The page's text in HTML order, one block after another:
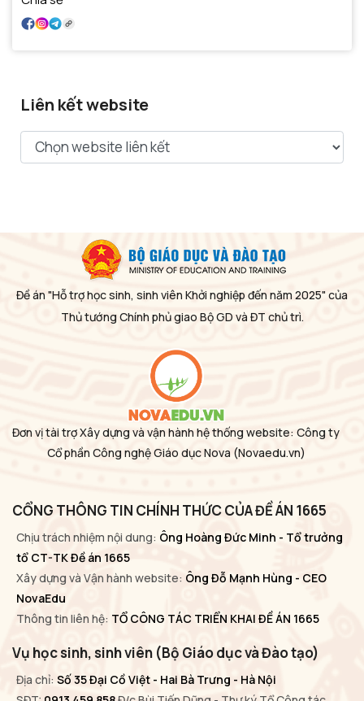
Liên kết website
Đề án "Hỗ trợ học sinh, sinh viên Khởi nghiệp đến năm 2025" của
Thủ tướng Chính phủ giao Bộ GD và ĐT chủ trì.
Đơn vị tài trợ Xây dựng và vận hành hệ thống website: Công ty
Cổ phần Công nghệ Giáo dục Nova (Novaedu.vn)
CỔNG THÔNG TIN CHÍNH THỨC CỦA ĐỀ ÁN 1665
Chịu trách nhiệm nội dung: Ông Hoàng Đức Minh - Tổ trưởng
tổ CT-TK Đề án 1665
Xây dựng và Vận hành website: Ông Đỗ Mạnh Hùng - CEO
NovaEdu
Thông tin liên hệ: TỔ CÔNG TÁC TRIỂN KHAI ĐỀ ÁN 1665
Vụ học sinh, sinh viên (Bộ Giáo dục và Đào tạo)
Địa chỉ: Số 35 Đại Cồ Việt - Hai Bà Trưng - Hà Nội